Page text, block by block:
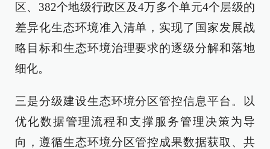
区、382个地级行政区及4万多个单元4个层级的
差异化生态环境准入清单，实现了国家发展战
略目标和生态环境治理要求的逐级分解和落地
细化。
三是分级建设生态环境分区管控信息平台。以
优化数据管理流程和支撑服务管理决策为导
向，遵循生态环境分区管控成果数据获取、共